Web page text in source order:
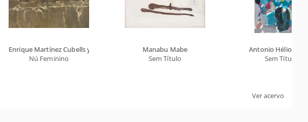
Enrique Martínez Cubells y Ruiz
Nú Feminino
Manabu Mabe
Sem Título
Antonio Hélio
Sem Título
Ver acervo